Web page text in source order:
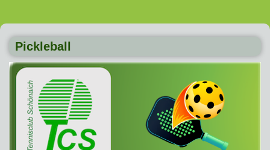
Pickleball